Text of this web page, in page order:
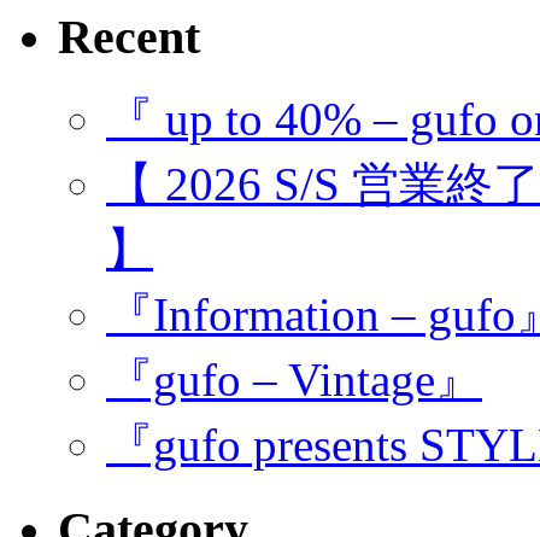
Recent
『 up to 40% – gufo
【 2026 S/S 営業終
】
『Information – gufo
『gufo – Vintage』
『gufo presents